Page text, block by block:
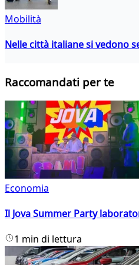
Mobilità
Nelle città italiane si vedono
Raccomandati per te
Economia
Il Jova Summer Party
1 min di lettura